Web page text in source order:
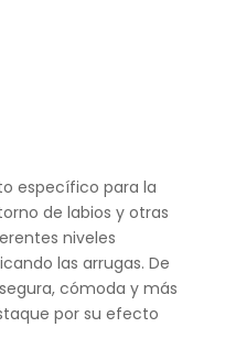
específico para la
de labios y otras
niveles
las arrugas. De
cómoda y más
por su efecto